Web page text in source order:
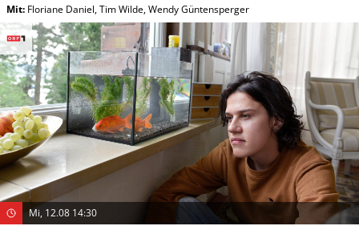
Mit: Floriane Daniel,Tim Wilde,Wendy Güntensperger
Mi, 12.08 14:30